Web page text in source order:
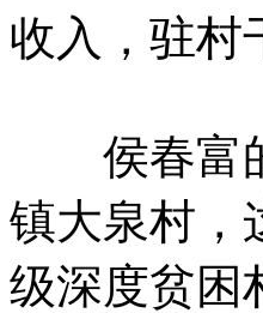
收入，驻村
侯春富的
镇大泉村，
级深度贫困